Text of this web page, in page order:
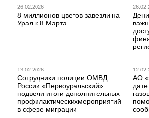
26.02.2026
8 миллионов цветов завезли на
Урал к 8 Марта
13.02.2026
Сотрудники полиции ОМВД
России «Первоуральский»
подвели итоги дополнительных
профилактическихмероприятий
в сфере миграции
АО